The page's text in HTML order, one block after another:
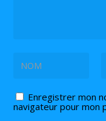
Enregistrer mon
navigateur pour mon